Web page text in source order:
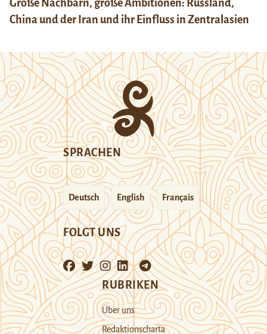
Große Nachbarn, große Ambitionen: Russland,
China und der Iran und ihr Einfluss in Zentralasien
SPRACHEN
Deutsch English Français
FOLGT UNS
RUBRIKEN
Über uns
Redaktionscharta